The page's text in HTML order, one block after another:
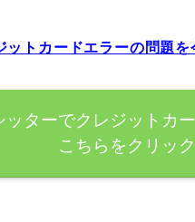
ットカードエラーの問題
ッターでクレジットカ
こちらをクリック